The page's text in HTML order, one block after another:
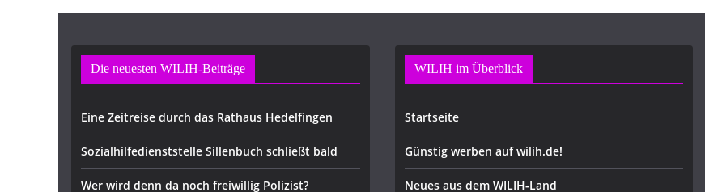
Die neuesten WILIH-Beiträge
Eine Zeitreise durch das Rathaus Hedelfingen
Sozialhilfedienststelle Sillenbuch schließt bald
Wer wird denn da noch freiwillig Polizist?
WILIH im Überblick
Startseite
Günstig werben auf wilih.de!
Neues aus dem WILIH-Land